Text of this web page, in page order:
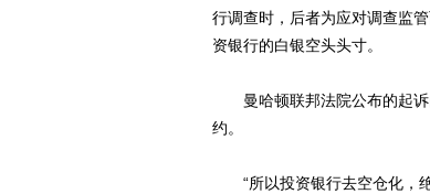
行调查时，后者为应对调查监
资银行的白银空头头寸。
曼哈顿联邦法院公布的起诉
约。
“所以投资银行去空仓化，绝